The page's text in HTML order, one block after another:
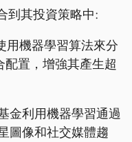
到其投資策略中:
用機器學習算法來分
置，增強其產生超
金利用機器學習通過
圖像和社交媒體趨